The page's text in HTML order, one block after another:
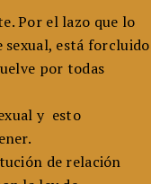
Por el lazo que lo
está forcluido
por todas
y esto
de relación